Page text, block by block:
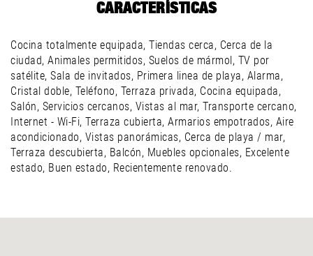
CARACTERÍSTICAS
Cocina totalmente equipada, Tiendas cerca, Cerca de la
ciudad, Animales permitidos, Suelos de mármol, TV por
satélite, Sala de invitados, Primera linea de playa, Alarma,
Cristal doble, Teléfono, Terraza privada, Cocina equipada,
Salón, Servicios cercanos, Vistas al mar, Transporte cercano,
Internet - Wi-Fi, Terraza cubierta, Armarios empotrados, Aire
acondicionado, Vistas panorámicas, Cerca de playa / mar,
Terraza descubierta, Balcón, Muebles opcionales, Excelente
estado, Buen estado, Recientemente renovado.